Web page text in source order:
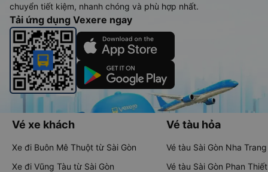
chuyển tiết kiệm, nhanh chóng và phù hợp nhất.
Tải ứng dụng Vexere ngay
Vé xe khách
Xe đi Buôn Mê Thuột từ Sài Gòn
Xe đi Vũng Tàu từ Sài Gòn
Vé tàu hỏa
Vé tàu Sài Gòn Nha Trang
Vé tàu Sài Gòn Phan Thiết